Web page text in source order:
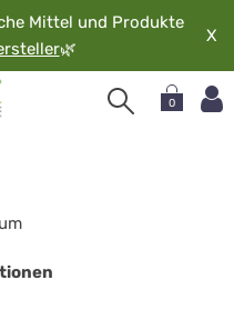
Mittel und Produkte
🌿
X
0